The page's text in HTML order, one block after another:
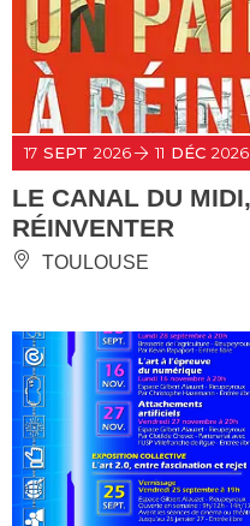
17 SEPT 2026 11 DÉC 2026
LE CANAL DU
RÉINVENTER
TOULOUSE